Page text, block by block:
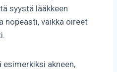
syystä lääkkeen
nopeasti, vaikka oireet
akneen,